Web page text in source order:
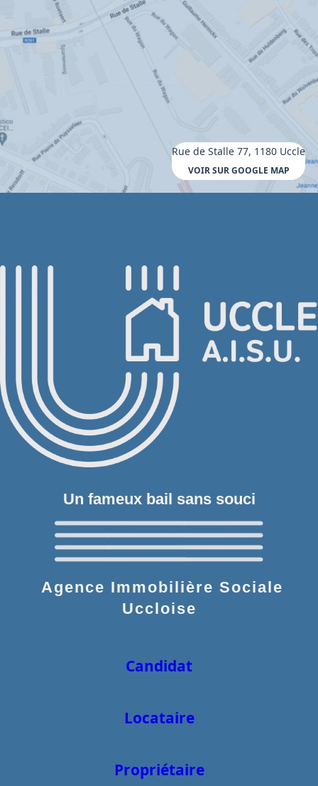
Rue de Stalle 77, 1180 Uccle
VOIR SUR GOOGLE MAP
Un fameux bail sans souci
Agence Immobilière Sociale
Uccloise
Candidat
Locataire
Propriétaire